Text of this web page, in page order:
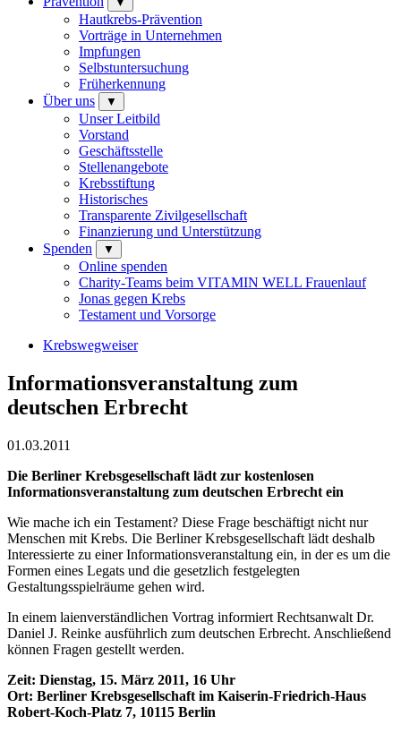
Hautkrebs-Prävention
Vorträge in Unternehmen
Impfungen
Selbstuntersuchung
Früherkennung
Über uns
▼
Unser Leitbild
Vorstand
Geschäftsstelle
Stellenangebote
Krebsstiftung
Historisches
Transparente Zivilgesellschaft
Finanzierung und Unterstützung
Spenden
▼
Online spenden
Charity-Teams beim VITAMIN WELL Frauenlauf
Jonas gegen Krebs
Testament und Vorsorge
Krebswegweiser
Informationsveranstaltung zum
deutschen Erbrecht
01.03.2011
Die Berliner Krebsgesellschaft lädt zur kostenlosen
Informationsveranstaltung zum deutschen Erbrecht ein
Wie mache ich ein Testament? Diese Frage beschäftigt nicht nur
Menschen mit Krebs. Die Berliner Krebsgesellschaft lädt deshalb
Interessierte zu einer Informationsveranstaltung ein, in der es um die
Formen eines Legats und die gesetzlich festgelegten
Gestaltungsspielräume gehen wird.
In einem laienverständlichen Vortrag informiert Rechtsanwalt Dr.
Daniel J. Reinke ausführlich zum deutschen Erbrecht. Anschließend
können Fragen gestellt werden.
Zeit: Dienstag, 15. März 2011, 16 Uhr
Ort: Berliner Krebsgesellschaft im Kaiserin-Friedrich-Haus
Robert-Koch-Platz 7, 10115 Berlin